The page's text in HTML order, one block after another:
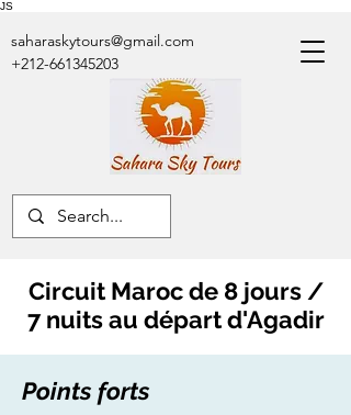
JS
saharaskytours@gmail.com
+212-661345203
Circuit Maroc de 8 jours /
7 nuits au départ d'Agadir
Points forts